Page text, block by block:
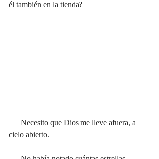
él también en la tienda?
cielo abierto.